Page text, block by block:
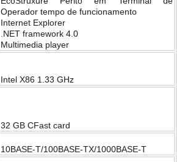
Operador tempo de funcionamento
Internet Explorer
.NET framework 4.0
Multimedia player
Intel X86 1.33 GHz
32 GB CFast card
10BASE-T/100BASE-TX/1000BASE-T